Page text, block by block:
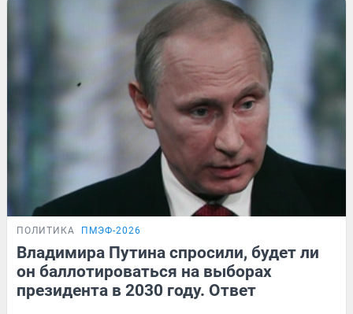
ПОЛИТИКА ПМЭФ-2026
Владимира Путина спросили, будет ли
он баллотироваться на выборах
президента в 2030 году. Ответ